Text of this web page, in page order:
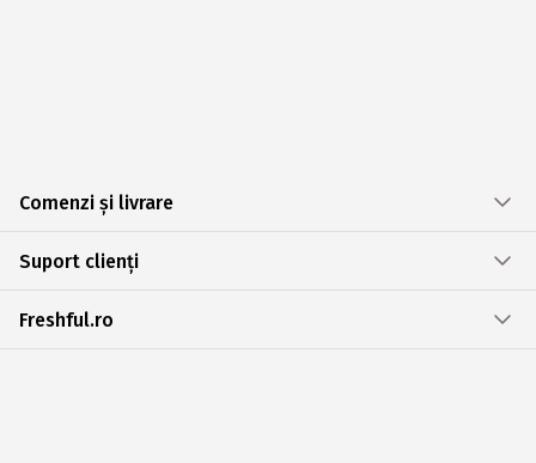
Comenzi și livrare
Suport clienți
Freshful.ro